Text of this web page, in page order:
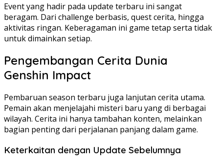
Event yang hadir pada update terbaru ini sangat
beragam. Dari challenge berbasis, quest cerita, hingga
aktivitas ringan. Keberagaman ini game tetap serta tidak
untuk dimainkan setiap.
Pengembangan Cerita Dunia
Genshin Impact
Pembaruan season terbaru juga lanjutan cerita utama.
Pemain akan menjelajahi misteri baru yang di berbagai
wilayah. Cerita ini hanya tambahan konten, melainkan
bagian penting dari perjalanan panjang dalam game.
Keterkaitan dengan Update Sebelumnya